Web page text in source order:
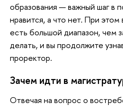
образования — важный шаг в
нравится, а что нет. При
есть большой диапазон, чем
делать, и вы продолжите
проректор.
Зачем идти в
Отвечая на вопрос о